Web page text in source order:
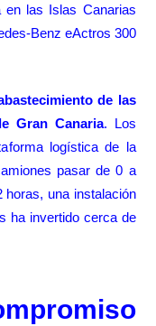
en las Islas Canarias
Benz eActros 300
de las
Gran Canaria. Los
logística de la
pasar de 0 a
horas, una instalación
ha invertido cerca de